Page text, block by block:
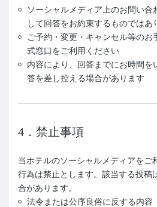
ソーシャルメディア上のお問い合
して回答をお約束するものではあ
ご予約・変更・キャンセル等のお
式窓口をご利用ください
内容により、回答までにお時間を
答を差し控える場合があります
4．禁止事項
当ホテルのソーシャルメディアをご
行為は禁止とします。該当する投稿
合があります。
法令または公序良俗に反する内容